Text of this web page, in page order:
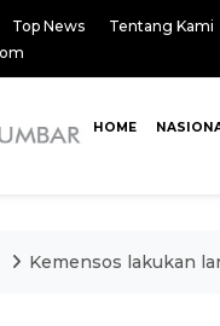
Top News
Tentang Kami
HOME
Kemensos lakukan